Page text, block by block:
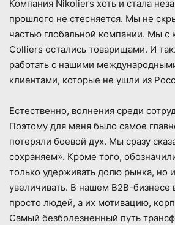
Компания Nikoliers хоть и стала
прошлого не стесняется. Мы не
частью глобальной компании. Мы с
Colliers остались товарищами. И
работать с нашими
клиентами, которые не ушли из
Естественно, волнения среди
Поэтому для меня было самое
потеряли боевой дух. Мы сразу
сохраняем». Кроме того,
только удерживать долю рынка, но
увеличивать. В нашем В2В-бизнесе
просто людей, а их мотивацию,
Самый безболезненный путь